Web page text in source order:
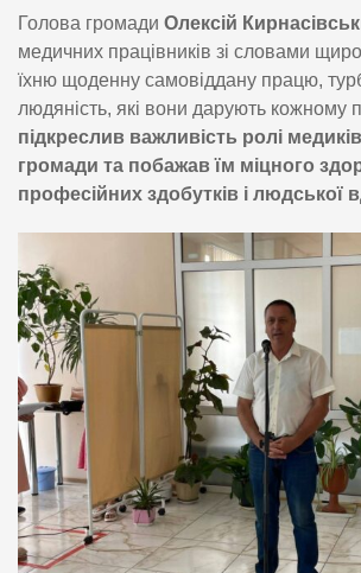
Голова громади Олексій
медичних працівників зі словами
їхню щоденну самовіддану працю,
людяність, які вони дарують кожному
підкреслив важливість ролі
громади та побажав їм міцного
професійних здобутків і людської